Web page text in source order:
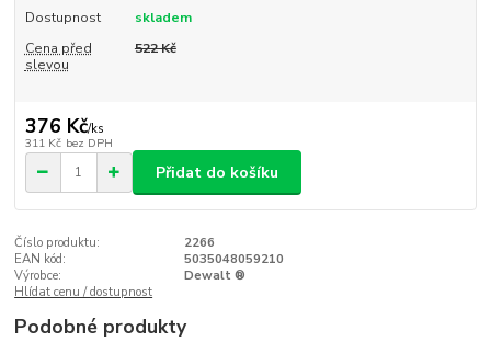
Dostupnost
skladem
Cena před
slevou
522 Kč
376 Kč/ks
311 Kč bez DPH
Přidat do košíku
Číslo produktu:
2266
EAN kód:
5035048059210
Výrobce:
Dewalt ®
Hlídat cenu / dostupnost
Podobné produkty